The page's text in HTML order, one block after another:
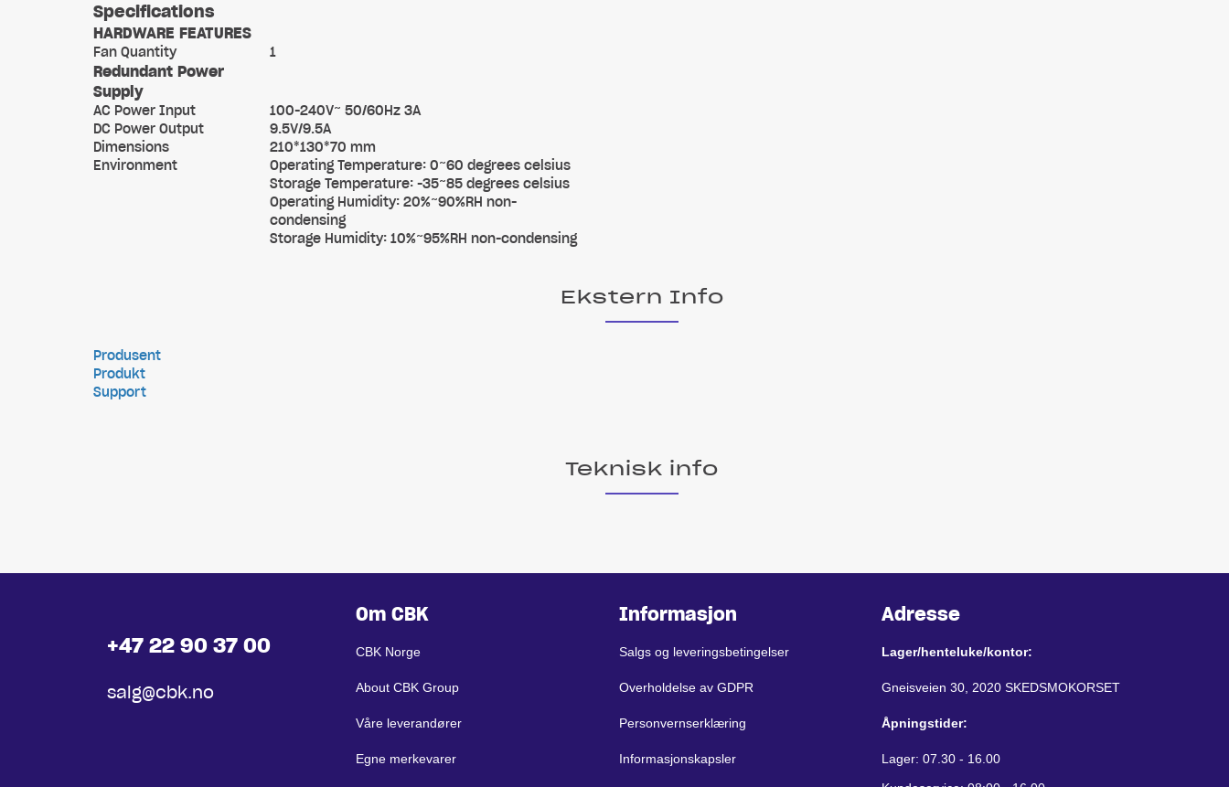
Specifications
HARDWARE FEATURES
Fan Quantity 1
Redundant Power
Supply
AC Power Input
100-240V~ 50/60Hz 3A
DC Power Output
9.5V/9.5A
Dimensions
210*130*70 mm
Environment
Operating Temperature: 0~60 degrees celsius
Storage Temperature: -35~85 degrees celsius
Operating Humidity: 20%~90%RH non-
condensing
Storage Humidity: 10%~95%RH non-condensing
Ekstern Info
Produsent
Produkt
Support
Teknisk info
+47 22 90 37 00
salg@cbk.no
Om CBK
CBK Norge
About CBK Group
Våre leverandører
Egne merkevarer
Informasjon
Salgs og leveringsbetingelser
Overholdelse av GDPR
Personvernserklæring
Informasjonskapsler
Adresse
Lager/henteluke/kontor:
Gneisveien 30, 2020 SKEDSMOKORSET
Åpningstider:
Lager: 07.30 - 16.00